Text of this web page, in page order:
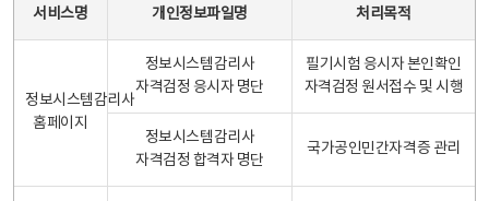
서비스명 개인정보파일명 처리목적
정보시스템감리사
홈페이지
정보시스템감리사
자격검정 응시자 명단
필기시험 응시자 본인확인
자격검정 원서접수 및 시행
정보시스템감리사
자격검정 합격자 명단
국가공인민간자격증 관리